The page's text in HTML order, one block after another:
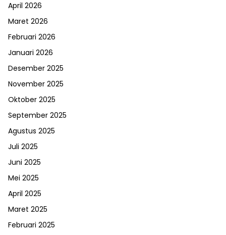
April 2026
Maret 2026
Februari 2026
Januari 2026
Desember 2025
November 2025
Oktober 2025
September 2025
Agustus 2025
Juli 2025
Juni 2025
Mei 2025
April 2025
Maret 2025
Februari 2025